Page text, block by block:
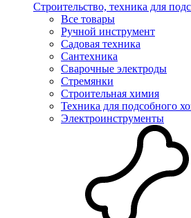
Строительство, техника для
Все товары
Ручной инструмент
Садовая техника
Сантехника
Сварочные электроды
Стремянки
Строительная химия
Техника для подсобного
Электроинструменты